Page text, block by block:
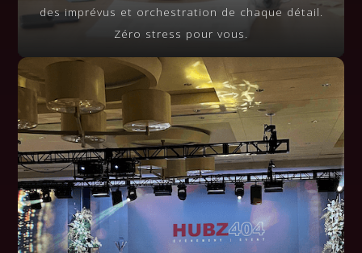
des imprévus et orchestration de chaque détail.
Zéro stress pour vous.